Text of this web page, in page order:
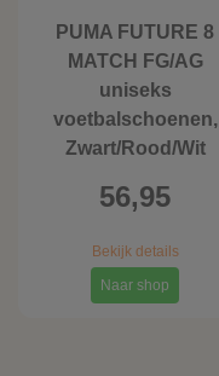
PUMA FUTURE 8
MATCH FG/AG
uniseks
voetbalschoenen,
Zwart/Rood/Wit
56,95
Bekijk details
Naar shop